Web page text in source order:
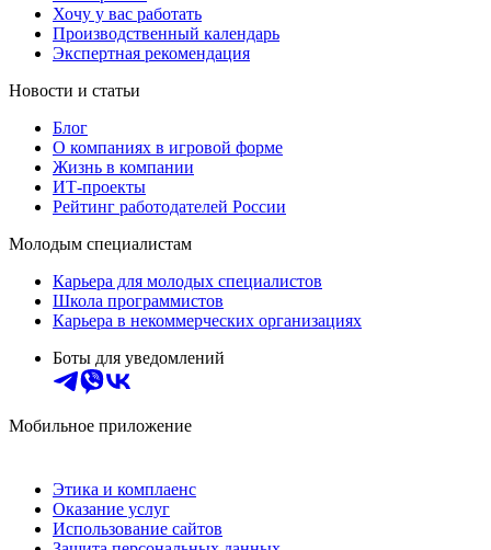
Хочу у вас работать
Производственный календарь
Экспертная рекомендация
Новости и статьи
Блог
О компаниях в игровой форме
Жизнь в компании
ИТ-проекты
Рейтинг работодателей России
Молодым специалистам
Карьера для молодых специалистов
Школа программистов
Карьера в некоммерческих организациях
Боты для уведомлений
Мобильное приложение
Этика и комплаенс
Оказание услуг
Использование сайтов